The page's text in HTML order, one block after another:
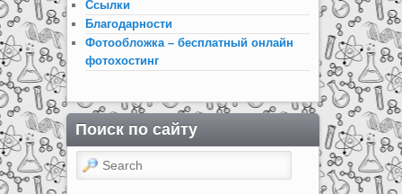
Ссылки
Благодарности
Фотообложка – бесплатный онлайн
фотохостинг
Поиск по сайту
Search